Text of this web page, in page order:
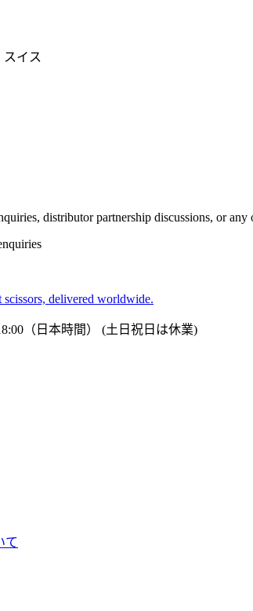
スイス
distributor partnership discussions, or
scissors, delivered worldwide.
（日本時間） (土日祝日は休業)
て